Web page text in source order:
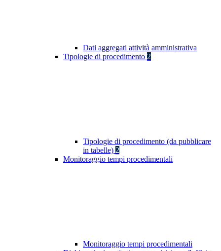
Dati aggregati attività amministrativa
Tipologie di procedimento 2
Tipologie di procedimento (da pubblicare
in tabelle) 2
Monitoraggio tempi procedimentali
Monitoraggio tempi procedimentali